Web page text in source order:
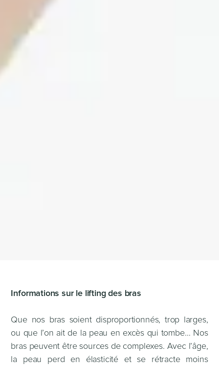
Informations sur le lifting des bras
Que nos bras soient disproportionnés, trop larges,
ou que l’on ait de la peau en excès qui tombe… Nos
bras peuvent être sources de complexes. Avec l’âge,
la peau perd en élasticité et se rétracte moins